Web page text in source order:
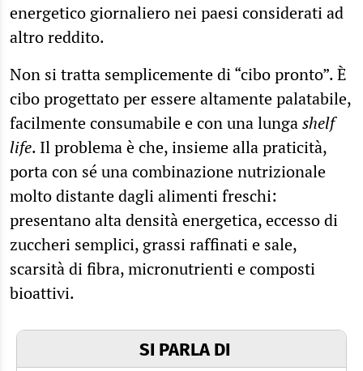
energetico giornaliero nei paesi considerati ad
altro reddito.
Non si tratta semplicemente di “cibo pronto”. È
cibo progettato per essere altamente palatabile,
facilmente consumabile e con una lungashelf
life. Il problema è che, insieme alla praticità,
porta con sé una combinazione nutrizionale
molto distante dagli alimenti freschi:
presentano alta densità energetica, eccesso di
zuccheri semplici, grassi raffinati e sale,
scarsità di fibra, micronutrienti e composti
bioattivi.
SI PARLA DI